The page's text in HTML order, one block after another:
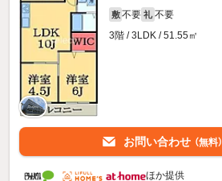
敷 不要 礼 不要
3階 / 3LDK / 51.55㎡
お問い合わせ （無料）
ほか提供